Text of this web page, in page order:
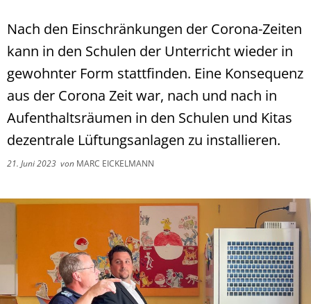
Nach den Einschränkungen der Corona-Zeiten
kann in den Schulen der Unterricht wieder in
gewohnter Form stattfinden. Eine Konsequenz
aus der Corona Zeit war, nach und nach in
Aufenthaltsräumen in den Schulen und Kitas
dezentrale Lüftungsanlagen zu installieren.
21. Juni 2023 von MARC EICKELMANN